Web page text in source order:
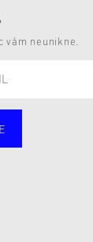
vám neunikne.